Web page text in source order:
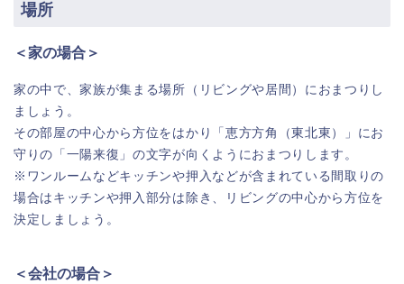
場所
＜家の場合＞
家の中で、家族が集まる場所（リビングや居間）におまつりし
ましょう。
その部屋の中心から方位をはかり「恵方方角（東北東）」にお
守りの「一陽来復」の文字が向くようにおまつりします。
※ワンルームなどキッチンや押入などが含まれている間取りの
場合はキッチンや押入部分は除き、リビングの中心から方位を
決定しましょう。
＜会社の場合＞